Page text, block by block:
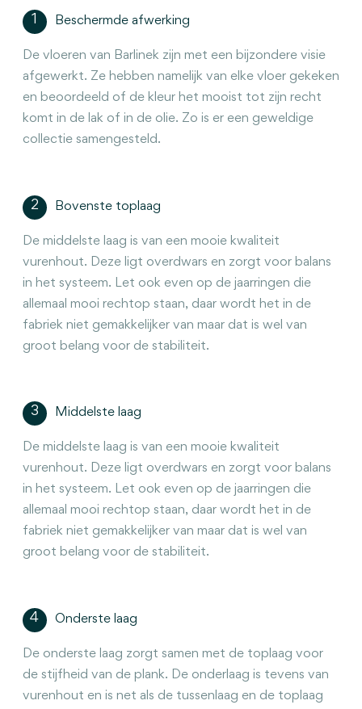
Beschermde afwerking
De vloeren van Barlinek zijn met een bijzondere visie
afgewerkt. Ze hebben namelijk van elke vloer gekeken
en beoordeeld of de kleur het mooist tot zijn recht
komt in de lak of in de olie. Zo is er een geweldige
collectie samengesteld.
2 Bovenste toplaag
De middelste laag is van een mooie kwaliteit
vurenhout. Deze ligt overdwars en zorgt voor balans
in het systeem. Let ook even op de jaarringen die
allemaal mooi rechtop staan, daar wordt het in de
fabriek niet gemakkelijker van maar dat is wel van
groot belang voor de stabiliteit.
3 Middelste laag
De middelste laag is van een mooie kwaliteit
vurenhout. Deze ligt overdwars en zorgt voor balans
in het systeem. Let ook even op de jaarringen die
allemaal mooi rechtop staan, daar wordt het in de
fabriek niet gemakkelijker van maar dat is wel van
groot belang voor de stabiliteit.
4 Onderste laag
De onderste laag zorgt samen met de toplaag voor
de stijfheid van de plank. De onderlaag is tevens van
vurenhout en is net als de tussenlaag en de toplaag